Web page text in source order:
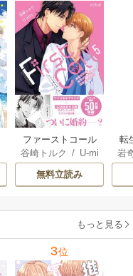
ファーストコール
～童貞外科医、年
下ヤクザの嫁にさ
れそうです！～
ア限定描き下ろし
谷崎トルク / U-mi
n
無料立読み
転
な
岩
もっと見る
3位